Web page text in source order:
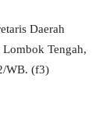
Daerah
Tengah,
WB. (f3)